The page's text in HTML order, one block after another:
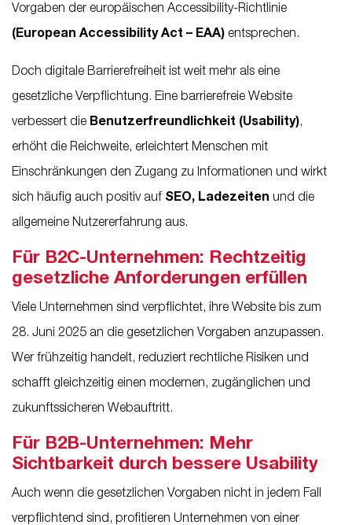
Vorgaben der europäischen Accessibility-Richtlinie
(European Accessibility Act – EAA) entsprechen.
Doch digitale Barrierefreiheit ist weit mehr als eine
gesetzliche Verpflichtung. Eine barrierefreie Website
verbessert die Benutzerfreundlichkeit (Usability),
erhöht die Reichweite, erleichtert Menschen mit
Einschränkungen den Zugang zu Informationen und wirkt
sich häufig auch positiv auf SEO, Ladezeiten und die
allgemeine Nutzererfahrung aus.
Für B2C-Unternehmen: Rechtzeitig
gesetzliche Anforderungen erfüllen
Viele Unternehmen sind verpflichtet, ihre Website bis zum
28. Juni 2025 an die gesetzlichen Vorgaben anzupassen.
Wer frühzeitig handelt, reduziert rechtliche Risiken und
schafft gleichzeitig einen modernen, zugänglichen und
zukunftssicheren Webauftritt.
Für B2B-Unternehmen: Mehr
Sichtbarkeit durch bessere Usability
Auch wenn die gesetzlichen Vorgaben nicht in jedem Fall
verpflichtend sind, profitieren Unternehmen von einer